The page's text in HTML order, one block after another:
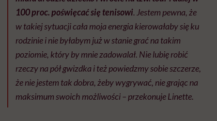
100 proc. poświęcać się tenisowi. Jestem pewna, że
w takiej sytuacji cała moja energia kierowałaby się ku
rodzinie i nie byłabym już w stanie grać na takim
poziomie, który by mnie zadowalał. Nie lubię robić
rzeczy na pół gwizdka i też powiedzmy sobie szczerze,
że nie jestem tak dobra, żeby wygrywać, nie grając na
maksimum swoich możliwości – przekonuje Linette.